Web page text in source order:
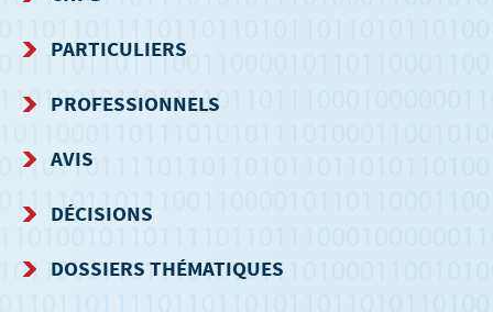
MENU
DE
NAVIGATION
PARTICULIERS
PROFESSIONNELS
AVIS
DÉCISIONS
DOSSIERS THÉMATIQUES